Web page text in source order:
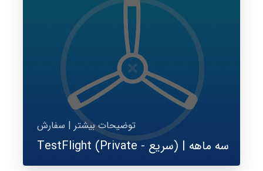
توضیحات بیشتر | سفارش
TestFlight (Private - سریع) | سه ماهه